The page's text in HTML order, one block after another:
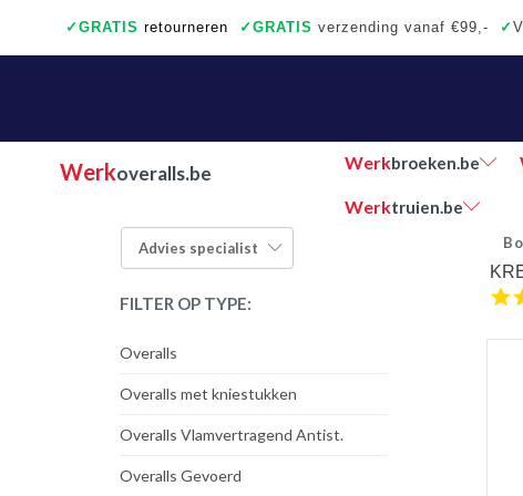
✓ GRATIS retourneren ✓ GRATIS verzending vanaf €99,- ✓
Werkoveralls.be Werkbroeken.be
Werktruien.be
FILTER OP TYPE:
Overalls
Overalls met kniestukken
Overalls Vlamvertragend Antist.
Overalls Gevoerd
Advies specialist